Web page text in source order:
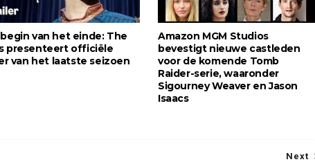
van het einde: The
presenteert officiële
van het laatste seizoen
Amazon MGM Studios
bevestigt nieuwe castleden
voor de komende Tomb
Raider-serie, waaronder
Sigourney Weaver en Jason
Isaacs
Next